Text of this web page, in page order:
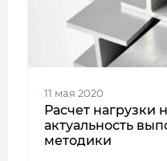
11 мая 2020
Расчет нагрузки
актуальность
методики